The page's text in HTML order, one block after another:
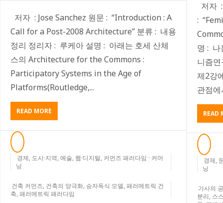
저자 : Jose Sanchez 원문 : “Introduction : A
Call for a Post-2008 Architecture” 분류 : 내용
정리 정리자 : 루케아 설명 : 아래는 호세 산체
스의 Architecture for the Commons :
Participatory Systems in the Age of
Platforms(Routledge,...
READ MORE
커
먼
위
축–
2008
경제, 도시·지역,예술, 웹·디지털, 커먼즈 패러다임 · 커머
닝
건축 커먼즈, 건축의 양극화, 승자독식 모델,패러메트릭 건
축,패러메트릭 패러다임
저자
:
명 : 나
니즘
제2강
관점에
READ
경제,
닝
가사의
분리, 스